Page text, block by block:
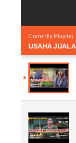
Currently Playing